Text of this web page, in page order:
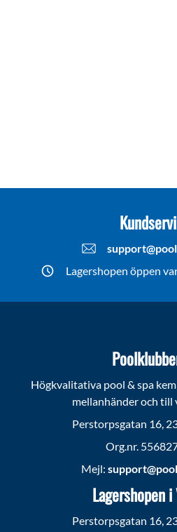
Lagershopen öppen
Högkvalitativa pool & spa
mellanhänder och till
Perstorpsgatan 16,
Org.nr.
Mejl:
Lagershopen
Perstorpsgatan 16,